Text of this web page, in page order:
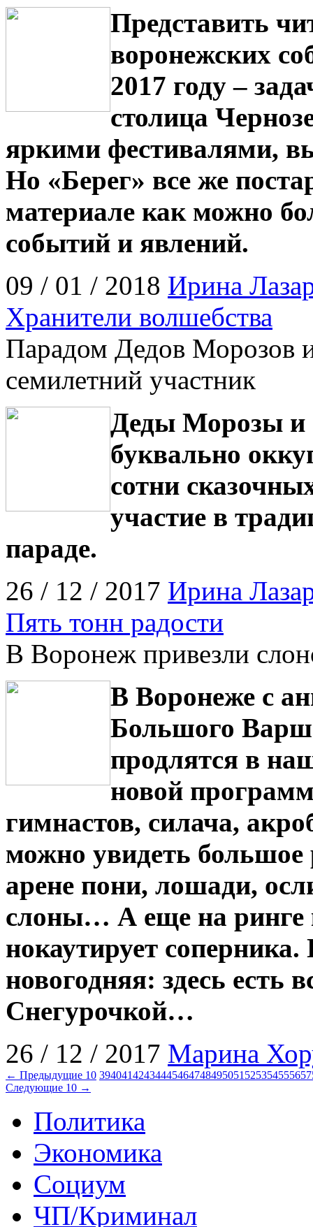
Представить
воронежских
2017 году –
столица
яркими фестивалями,
Но «Берег» все же
материале как можно
событий и явлений.
09 / 01 / 2018 Ирина
Хранители волшебства
Парадом Дедов Морозов
семилетний участник
Деды Морозы и
буквально
сотни
участие в
параде.
26 / 12 / 2017 Ирина
Пять тонн радости
В Воронеж привезли
В Воронеже с
Большого
продлятся в
новой
гимнастов, силача,
можно увидеть большое
арене пони, лошади,
слоны… А еще на ринге
нокаутирует
новогодняя: здесь есть
Снегурочкой…
26 / 12 / 2017 Марина
← Предыдущие 10 39404142434445464748495051 525354555657
Следующие 10 →
Политика
Экономика
Социум
ЧП/Криминал